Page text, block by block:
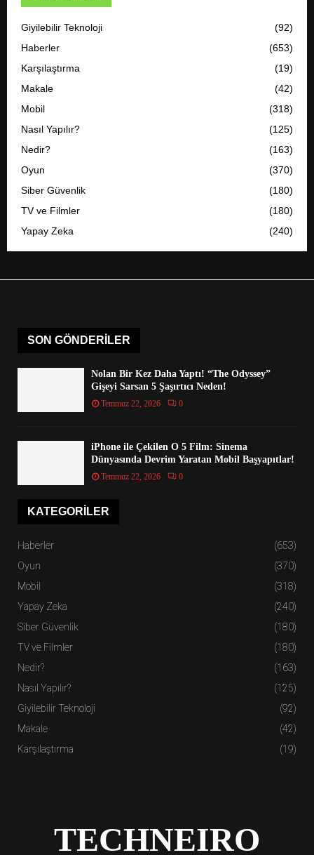
Giyilebilir Teknoloji
(92)
Haberler
(653)
Karşılaştırma
(19)
Makale
(42)
Mobil
(318)
Nasıl Yapılır?
(125)
Nedir?
(163)
Oyun
(370)
Siber Güvenlik
(180)
TV ve Filmler
(180)
Yapay Zeka
(240)
SON GÖNDERILER
Nolan Bir Kez Daha Yaptı! “The Odyssey”
Gişeyi Sarsan 5 Şaşırtıcı Neden!
Temmuz 22, 2026 0
iPhone ile Çekilen O 5 Film: Sinema
Dünyasında Devrim Yaratan Mobil Başyapıtlar!
Temmuz 22, 2026 0
KATEGORILER
Haberler
(653)
Oyun
(370)
Mobil
(318)
Yapay Zeka
(240)
Siber Güvenlik
(180)
TV ve Filmler
(180)
Nedir?
(163)
Nasıl Yapılır?
(125)
Giyilebilir Teknoloji
(92)
Makale
(42)
Karşılaştırma
(19)
TECHNEIRO